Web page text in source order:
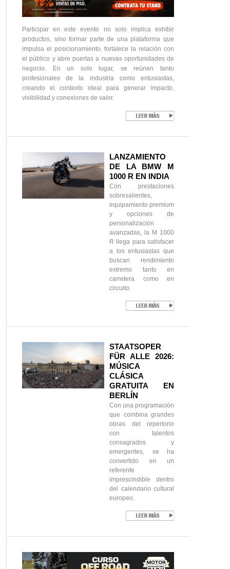
Participar en este evento no solo implica exhibir
productos, sino formar parte de una plataforma que
impulsa el posicionamiento, fortalece la relación con
el público y abre puertas a nuevas oportunidades de
negocio. En un solo lugar, se reúnen tanto
profesionales de la industria como entusiastas,
creando el contexto ideal para generar impacto,
visibilidad y conexiones de valor.
LANZAMIENTO
DE LA BMW M
1000 R EN INDIA
Con prestaciones
sobresalientes,
equipamiento premium
y opciones de
personalización
avanzadas, la M 1000
R llega para satisfacer
a los entusiastas que
buscan rendimiento
extremo tanto en
carretera como en
circuito.
STAATSOPER
FÜR ALLE 2026:
MÚSICA
CLÁSICA
GRATUITA EN
BERLÍN
Con una programación
que combina grandes
obras del repertorio
con talentos
consagrados y
emergentes, se ha
convertido en un
referente
imprescindible dentro
del calendario cultural
europeo.